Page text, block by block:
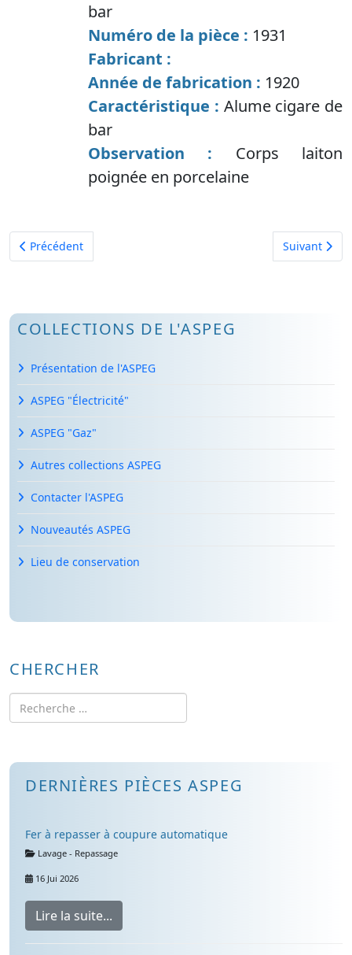
bar
Numéro de la pièce : 1931
Fabricant :
Année de fabrication : 1920
Caractéristique : Alume cigare de
bar
Observation : Corps laiton
poignée en porcelaine
Article précédent : Casquette de contrôleur
Précédent Article
Suivant
COLLECTIONS DE L'ASPEG
Présentation de l'ASPEG
ASPEG "Électricité"
ASPEG "Gaz"
Autres collections ASPEG
Contacter l'ASPEG
Nouveautés ASPEG
Lieu de conservation
CHERCHER
Rechercher
DERNIÈRES PIÈCES ASPEG
Fer à repasser à coupure automatique
Détails
Lavage - Repassage
16 Jui 2026
Lire la suite...